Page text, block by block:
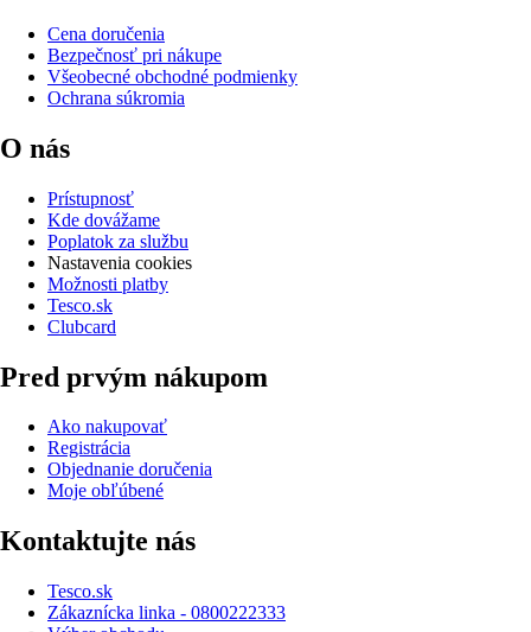
Cena doručenia
Bezpečnosť pri nákupe
Všeobecné obchodné podmienky
Ochrana súkromia
O nás
Prístupnosť
Kde dovážame
Poplatok za službu
Nastavenia cookies
Možnosti platby
Tesco.sk
Clubcard
Pred prvým nákupom
Ako nakupovať
Registrácia
Objednanie doručenia
Moje obľúbené
Kontaktujte nás
Tesco.sk
Zákaznícka linka - 0800222333